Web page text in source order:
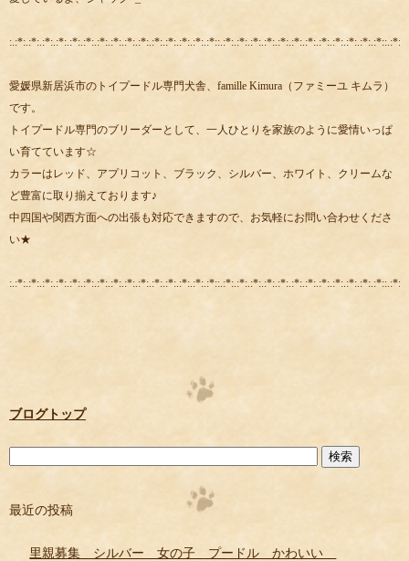
:.:*:.:*:.:*:.:*:.:*:.:*:.:*:.:*:.:*:.:*:.:*:.:*:.:*:.:*:.:*::.:*:.:*:.:*:.:*:.:*:.:*:.:*:.:*:.:*:.:*:.:*:.:*::.:*:.:
愛媛県新居浜市のトイプードル専門犬舎、famille Kimura（ファミーユ キムラ）
です。
トイプードル専門のブリーダーとして、一人ひとりを家族のように愛情いっぱ
い育てています☆
カラーはレッド、アプリコット、ブラック、シルバー、ホワイト、クリームな
ど豊富に取り揃えております♪
中四国や関西方面への出張も対応できますので、お気軽にお問い合わせくださ
い★
:.:*:.:*:.:*:.:*:.:*:.:*:.:*:.:*:.:*:.:*:.:*:.:*:.:*:.:*:.:*::.:*:.:*:.:*:.:*:.:*:.:*:.:*:.:*:.:*:.:*:.:*:.:*::.:*:.:
ブログトップ
最近の投稿
里親募集 シルバー 女の子 プードル かわいい